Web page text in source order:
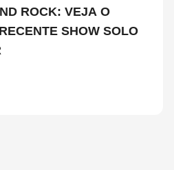
ROCK: VEJA O
SHOW SOLO